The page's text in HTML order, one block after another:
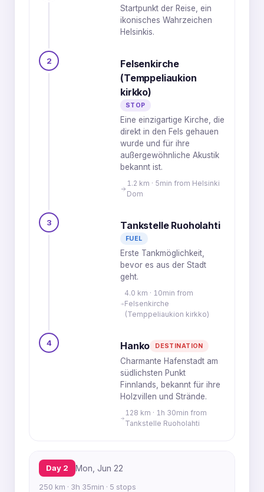
Startpunkt der Reise, ein
ikonisches Wahrzeichen
Helsinkis.
2
Felsenkirche
(Temppeliaukion
kirkko)
STOP
Eine einzigartige Kirche, die
direkt in den Fels gehauen
wurde und für ihre
außergewöhnliche Akustik
bekannt ist.
1.2 km · 5min from Helsinki
Dom
3 Tankstelle Ruoholahti
FUEL
Erste Tankmöglichkeit,
bevor es aus der Stadt
geht.
4.0 km · 10min from
Felsenkirche
(Temppeliaukion kirkko)
4 Hanko DESTINATION
Charmante Hafenstadt am
südlichsten Punkt
Finnlands, bekannt für ihre
Holzvillen und Strände.
128 km · 1h 30min from
Tankstelle Ruoholahti
Day 2 Mon, Jun 22
250 km · 3h 35min · 5 stops